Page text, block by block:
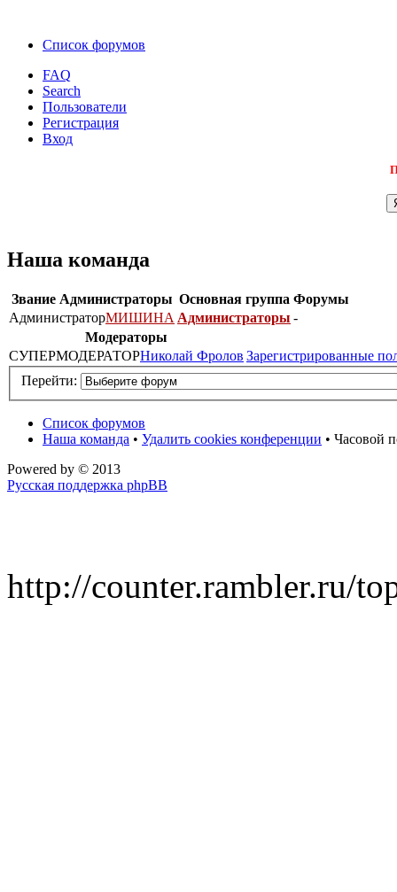
Список форумов
FAQ
Search
Пользователи
Регистрация
Вход
Наша команда
Звание Администраторы Основная группа Форумы
АдминистраторМИШИНА Администраторы -
Модераторы
СУПЕРМОДЕРАТОРНиколай Фролов Зарегистрированные
Перейти:
Список форумов
Наша команда • Удалить cookies конференции • Часовой
Powered by © 2013
Русская поддержка phpBB
http://counter.rambler.ru/